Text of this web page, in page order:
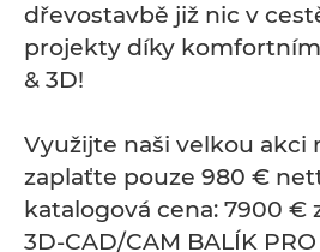
dřevostavbě již nic v
projekty díky
& 3D!
Využijte naši velkou akci
zaplaťte pouze 980 €
katalogová cena: 7900 €
3D-CAD/CAM BALÍK PRO